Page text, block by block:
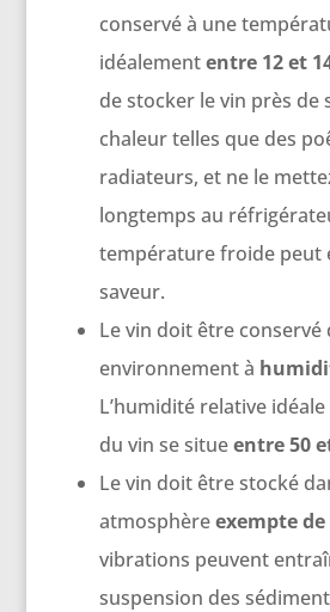
conservé à une
idéalemententre 12 et
de stocker le vin près de
chaleur telles que des
radiateurs, et ne le
longtemps au
température froide peut
saveur.
Le vin doit être conservé
environnement à
L’humidité relative
du vin se situeentre 50
Le vin doit être stocké
atmosphèreexempte
vibrations peuvent
suspension des